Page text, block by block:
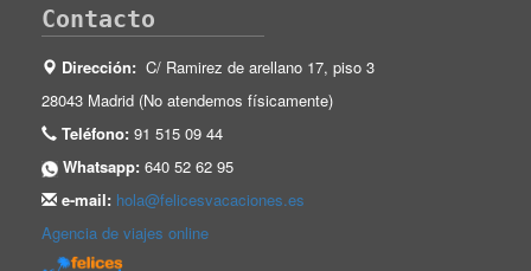
Contacto
Dirección: C/ Ramirez de arellano 17, piso 3
28043 Madrid (No atendemos físicamente)
Teléfono: 91 515 09 44
Whatsapp: 640 52 62 95
e-mail: hola@felicesvacaciones.es
Agencia de viajes online